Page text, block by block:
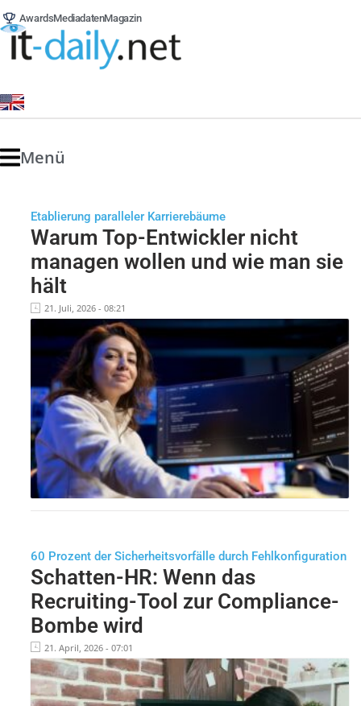
AwardsMediadatenMagazin
Menü
Etablierung paralleler Karrierebäume
Warum Top-Entwickler nicht
managen wollen und wie man sie
hält
21. Juli, 2026 - 08:21
60 Prozent der Sicherheitsvorfälle durch Fehlkonfiguration
Schatten-HR: Wenn das
Recruiting-Tool zur Compliance-
Bombe wird
21. April, 2026 - 07:01